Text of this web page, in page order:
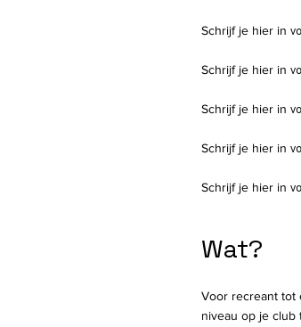
Schrijf je hier in
Schrijf je hier in
Schrijf je hier in
Schrijf je hier in
Schrijf je hier in
Wat?
Voor recreant tot
niveau op je club